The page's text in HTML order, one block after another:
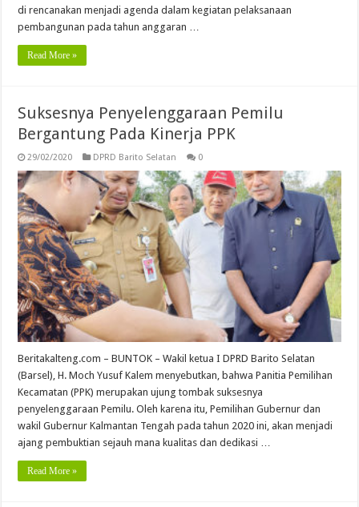
di rencanakan menjadi agenda dalam kegiatan pelaksanaan
pembangunan pada tahun anggaran …
Read More »
Suksesnya Penyelenggaraan Pemilu
Bergantung Pada Kinerja PPK
29/02/2020 DPRD Barito Selatan 0
Beritakalteng.com – BUNTOK – Wakil ketua I DPRD Barito Selatan
(Barsel), H. Moch Yusuf Kalem menyebutkan, bahwa Panitia Pemilihan
Kecamatan (PPK) merupakan ujung tombak suksesnya
penyelenggaraan Pemilu. Oleh karena itu, Pemilihan Gubernur dan
wakil Gubernur Kalmantan Tengah pada tahun 2020 ini, akan menjadi
ajang pembuktian sejauh mana kualitas dan dedikasi …
Read More »